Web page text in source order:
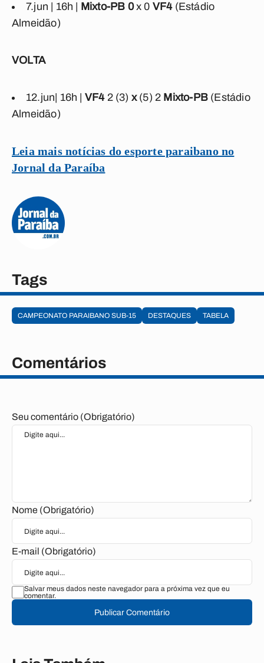
7.jun | 16h | Mixto-PB 0x 0 VF4 (Estádio
Almeidão)
VOLTA
12.jun | 16h | VF4 2 (3) x (5) 2 Mixto-PB (Estádio
Almeidão)
Leia mais notícias do esporte paraibano no
Jornal da Paraíba
Tags
CAMPEONATO PARAIBANO SUB-15 DESTAQUES TABELA
Comentários
Seu comentário (Obrigatório)
Nome (Obrigatório)
E-mail (Obrigatório)
Salvar meus dados neste navegador para a próxima vez que eu
comentar.
Publicar Comentário